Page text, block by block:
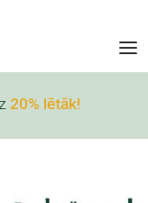
20% lētāk!